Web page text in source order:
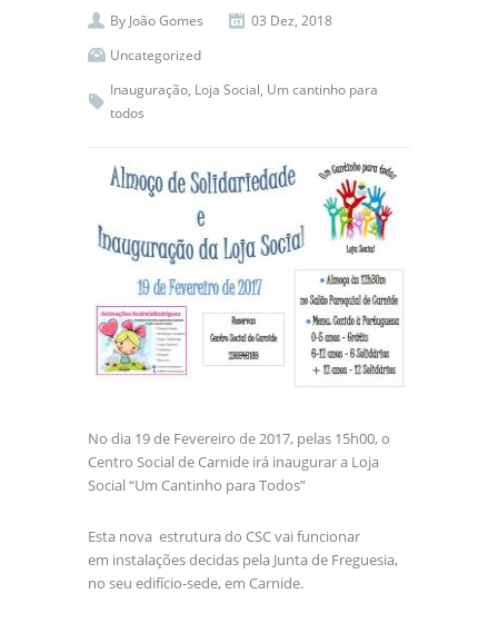
By João Gomes
03 Dez, 2018
Uncategorized
Inauguração, Loja Social, Um cantinho para
todos
No dia 19 de Fevereiro de 2017, pelas 15h00, o
Centro Social de Carnide irá inaugurar a Loja
Social “Um Cantinho para Todos”
Esta nova estrutura do CSC vai funcionar
em instalações decidas pela Junta de Freguesia,
no seu edifício-sede, em Carnide.